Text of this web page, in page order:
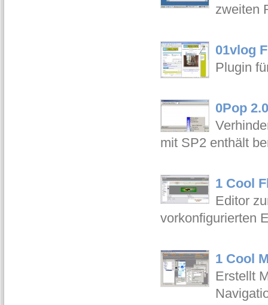
zweiten
01vlog
Plugin
0Pop
mit SP2 enthält
1 Cool
Editor
vorkonfigurierten
1 Cool
Erstellt